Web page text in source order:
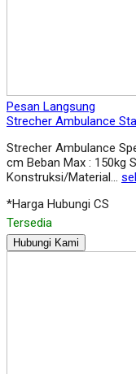
Pesan Langsung
Strecher Ambulance
Strecher Ambulance
cm Beban Max : 150kg
Konstruksi/Material…
*Harga Hubungi CS
Tersedia
Hubungi Kami